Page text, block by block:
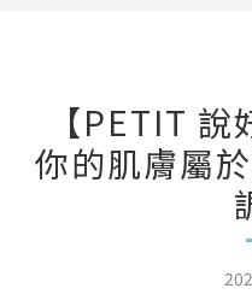
【PETIT
你的肌膚屬